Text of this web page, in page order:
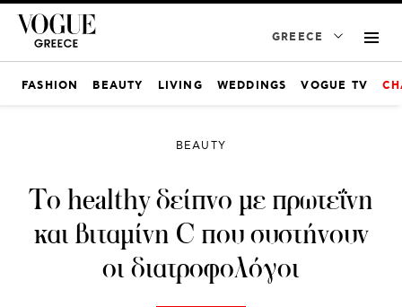
GREECE
FASHION BEAUTY LIVING WEDDINGS VOGUE TV
BEAUTY
Το healthy δείπνο με πρωτεΐνη
και βιταμίνη C που συστήνουν
οι διατροφολόγοι